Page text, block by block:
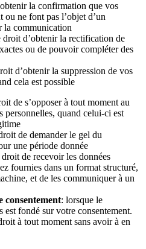
la confirmation que vos
ou ne font pas l’objet d’un
la communication
droit d’obtenir la rectification de
ou de pouvoir compléter des
d’obtenir la suppression de vos
cela est possible
de s’opposer à tout moment au
personnelles, quand celui-ci est
de demander le gel du
une période donnée
droit de recevoir les données
fournies dans un format structuré,
et de les communiquer à un
: lorsque le
est fondé sur votre consentement.
à tout moment sans avoir à en